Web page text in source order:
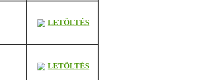
LETÖLTÉS
LETÖLTÉS